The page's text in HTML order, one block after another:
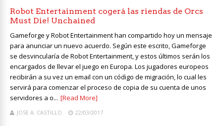
Robot Entertainment cogerá las riendas de Orcs
Must Die! Unchained
Gameforge y Robot Entertainment han compartido hoy un mensaje
para anunciar un nuevo acuerdo. Según este escrito, Gameforge
se desvincularía de Robot Entertainment, y estos últimos serán los
encargados de llevar el juego en Europa. Los jugadores europeos
recibirán a su vez un email con un código de migración, lo cual les
servirá para comenzar el proceso de copia de su cuenta de unos
servidores a o... [Read More]
JOSE A. CASTILLO 22/03/2017